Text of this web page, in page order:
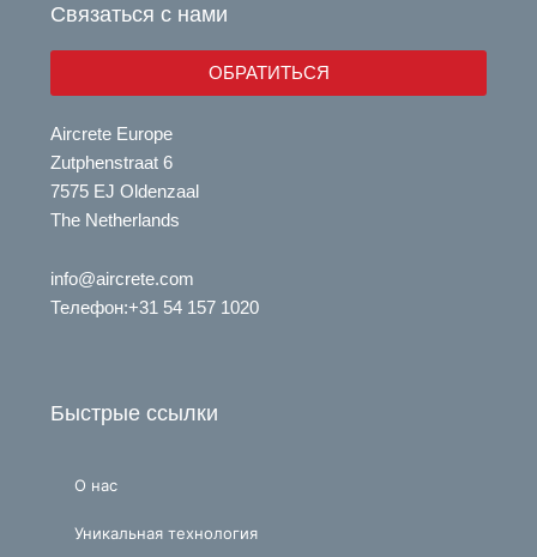
Связаться с нами
ОБРАТИТЬСЯ
Aircrete Europe
Zutphenstraat 6
7575 EJ Oldenzaal
The Netherlands
info@aircrete.com
Телефон:+31 54 157 1020
Быстрые ссылки
О нас
Уникальная технология